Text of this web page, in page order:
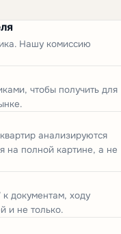
Нашу комиссию
чтобы получить для
анализируются
на полной картине, а не
документам, ходу
и не только.